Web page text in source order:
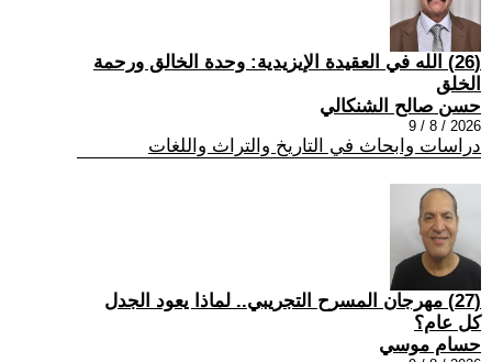
(26) الله في العقيدة الإيزيدية: وحدة الخالق ورحمة
الخلق
حسن صالح الشنكالي
2026 / 8 / 9
دراسات وابحاث في التاريخ والتراث واللغات
(27) مهرجان المسرح التجريبي.. لماذا يعود الجدل
كل عام؟
حسام موسي